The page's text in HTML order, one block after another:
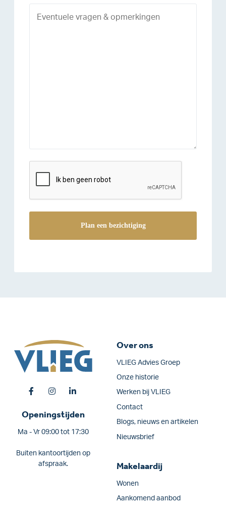
Openingstijden
Ma - Vr 09:00 tot 17:30
Buiten kantoortijden op
afspraak.
Over ons
VLIEG Advies Groep
Onze historie
Werken bij VLIEG
Contact
Blogs, nieuws en artikelen
Nieuwsbrief
Makelaardij
Wonen
Aankomend aanbod